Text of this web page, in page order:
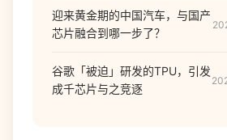
迎来黄金期的中国汽车，与国产
芯片融合到哪一步了？
谷歌「被迫」研发的TPU，引发
成千芯片与之竞逐